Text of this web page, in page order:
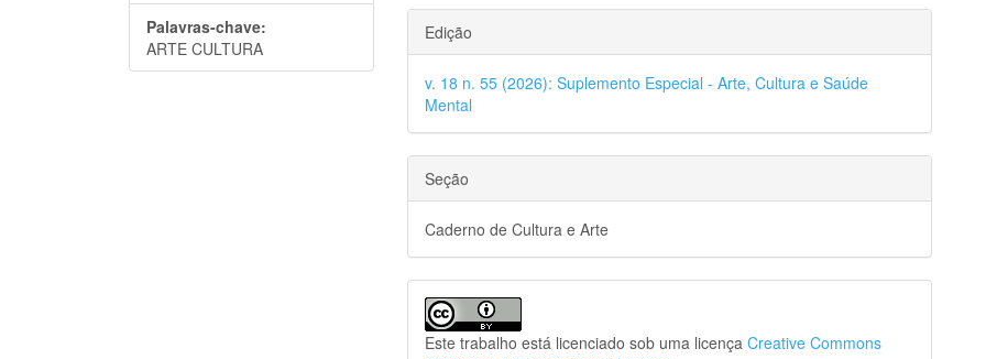
Palavras-chave:
ARTE CULTURA
Edição
v. 18 n. 55 (2026): Suplemento Especial - Arte, Cultura e Saúde
Mental
Seção
Caderno de Cultura e Arte
Este trabalho está licenciado sob uma licençaCreative Commons